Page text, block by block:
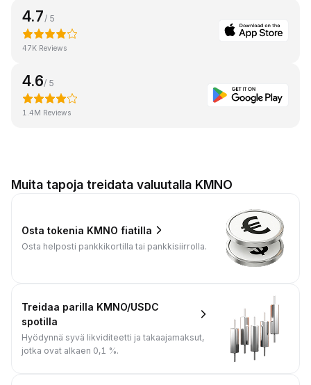
4.7 / 5
47K Reviews
4.6/ 5
1.4M Reviews
Muita tapoja treidata valuutalla KMNO
Osta tokenia KMNO fiatilla
Osta helposti pankkikortilla tai pankkisiirrolla.
Treidaa parilla KMNO/USDC
spotilla
Hyödynnä syvä likviditeetti ja takaajamaksut,
jotka ovat alkaen 0,1 %.